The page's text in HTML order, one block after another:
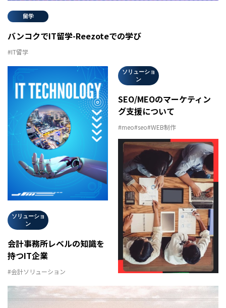
留学
バンコクでIT留学-Reezoteでの学び
#IT留学
ソリューショ
ン
会計事務所レベルの知識を
持つIT企業
#会計ソリューション
ソリューショ
ン
SEO/MEOのマーケティン
グ支援について
#meo#seo#WEB制作